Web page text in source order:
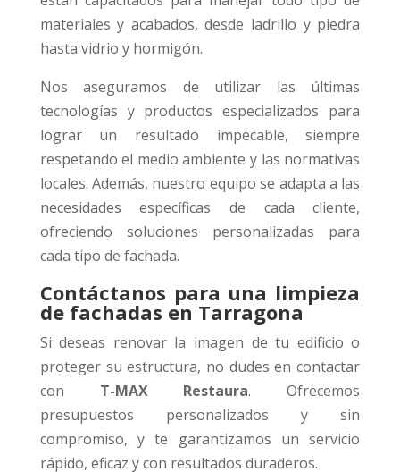
materiales y acabados, desde ladrillo y piedra
hasta vidrio y hormigón.
Nos aseguramos de utilizar las últimas
tecnologías y productos especializados para
lograr un resultado impecable, siempre
respetando el medio ambiente y las normativas
locales. Además, nuestro equipo se adapta a las
necesidades específicas de cada cliente,
ofreciendo soluciones personalizadas para
cada tipo de fachada.
Contáctanos para una limpieza
de fachadas en Tarragona
Si deseas renovar la imagen de tu edificio o
proteger su estructura, no dudes en contactar
con T-MAX Restaura. Ofrecemos
presupuestos personalizados y sin
compromiso, y te garantizamos un servicio
rápido, eficaz y con resultados duraderos.